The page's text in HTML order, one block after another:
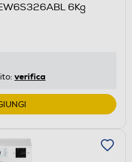
6Kg
verifica